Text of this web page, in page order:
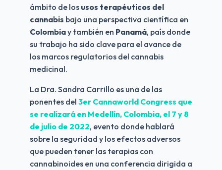
ámbito de los usos terapéuticos del
cannabis
Colombia y también en Panamá, país donde
su trabajo ha sido clave para el avance de
los marcos regulatorios del cannabis
medicinal.
La Dra. Sandra Carrillo es una de las
ponentes del 3er Cannaworld Congress que
se realizará en Medellín, Colombia, el 7 y 8
de julio de 2022, evento donde hablará
sobre la seguridad y los efectos adversos
que pueden tener las terapias con
cannabinoides en una conferencia dirigida a